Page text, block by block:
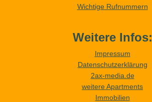
Wichtige Rufnummern
Weitere Infos:
Impressum
Datenschutzerklärung
2ax-media.de
weitere Apartments
Immobilien